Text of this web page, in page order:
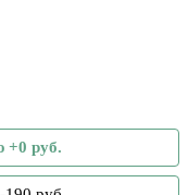
+0 руб.